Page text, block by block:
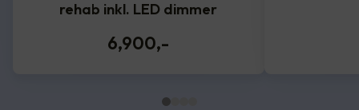
rehab inkl. LED dimmer
6,900,-